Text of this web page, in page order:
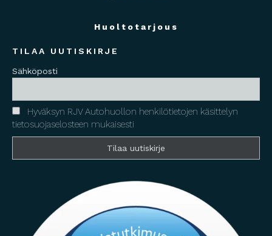
Huoltotarjous
TILAA UUTISKIRJE
Sähköposti
Hyväksyn RJV Autohuollon henkilötietojen käsittelyn
tietosuojaselosteen mukaisesti